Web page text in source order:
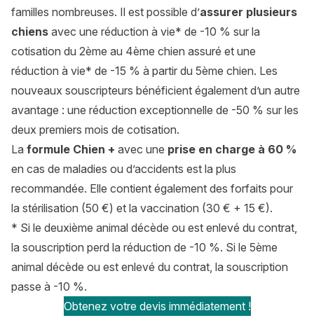
familles nombreuses. Il est possible d’assurer plusieurs
chiens avec une réduction à vie* de -10 % sur la
cotisation du 2ème au 4ème chien assuré et une
réduction à vie* de -15 % à partir du 5ème chien. Les
nouveaux souscripteurs bénéficient également d’un autre
avantage : une réduction exceptionnelle de -50 % sur les
deux premiers mois de cotisation.
La formule Chien + avec une prise en charge à 60 %
en cas de maladies ou d’accidents est la plus
recommandée. Elle contient également des forfaits pour
la stérilisation (50 €) et la vaccination (30 € + 15 €).
* Si le deuxième animal décède ou est enlevé du contrat,
la souscription perd la réduction de -10 %. Si le 5ème
animal décède ou est enlevé du contrat, la souscription
passe à -10 %.
Obtenez votre devis immédiatement !